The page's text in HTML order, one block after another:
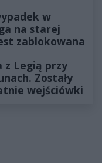
w
na starej
zablokowana
z Legią przy
Zostały
wejściówki